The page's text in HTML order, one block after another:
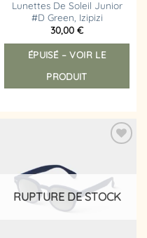
Lunettes De Soleil Junior
#D Green, Izipizi
30,00 €
ÉPUISÉ – VOIR LE
PRODUIT
d’envies
RUPTURE DE STOCK